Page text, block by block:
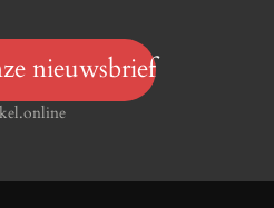
nieuwsbrief